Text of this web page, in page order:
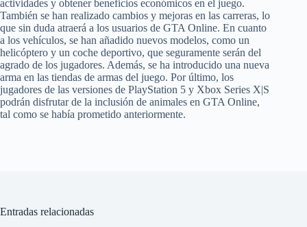
actividades y obtener beneficios económicos en el juego.
También se han realizado cambios y mejoras en las carreras, lo
que sin duda atraerá a los usuarios de GTA Online. En cuanto
a los vehículos, se han añadido nuevos modelos, como un
helicóptero y un coche deportivo, que seguramente serán del
agrado de los jugadores. Además, se ha introducido una nueva
arma en las tiendas de armas del juego. Por último, los
jugadores de las versiones de PlayStation 5 y Xbox Series X|S
podrán disfrutar de la inclusión de animales en GTA Online,
tal como se había prometido anteriormente.
Entradas relacionadas